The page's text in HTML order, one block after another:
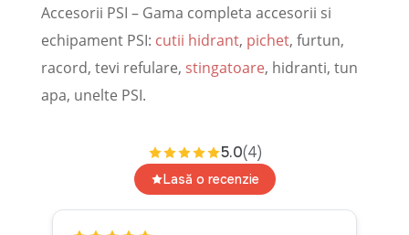
Accesorii PSI – Gama completa accesorii si
echipament PSI: cutii hidrant, pichet, furtun,
racord, tevi refulare, stingatoare, hidranti, tun
apa, unelte PSI.